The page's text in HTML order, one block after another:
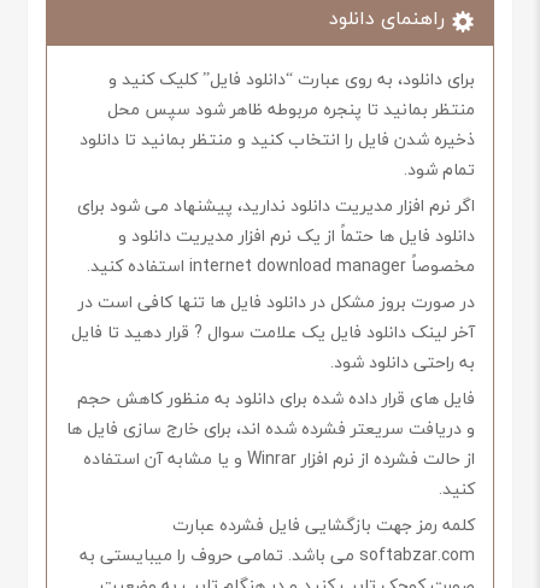
راهنمای دانلود
برای دانلود، به روی عبارت “دانلود فایل” کلیک کنید و
منتظر بمانید تا پنجره مربوطه ظاهر شود سپس محل
ذخیره شدن فایل را انتخاب کنید و منتظر بمانید تا دانلود
تمام شود.
اگر نرم افزار مدیریت دانلود ندارید، پیشنهاد می شود برای
دانلود فایل ها حتماً از یک نرم افزار مدیریت دانلود و
مخصوصاً internet download manager استفاده کنید.
در صورت بروز مشکل در دانلود فایل ها تنها کافی است در
آخر لینک دانلود فایل یک علامت سوال ? قرار دهید تا فایل
به راحتی دانلود شود.
فایل های قرار داده شده برای دانلود به منظور کاهش حجم
و دریافت سریعتر فشرده شده اند، برای خارج سازی فایل ها
از حالت فشرده از نرم افزار Winrar و یا مشابه آن استفاده
کنید.
کلمه رمز جهت بازگشایی فایل فشرده عبارت
softabzar.com می باشد. تمامی حروف را میبایستی به